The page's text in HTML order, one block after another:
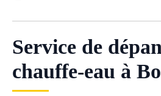
Service de
chauffe-eau à